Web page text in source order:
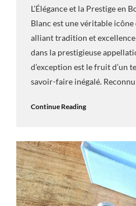
L’Élégance et la Prestige en
Blanc est une véritable icône
alliant tradition et excellence
dans la prestigieuse
d’exception est le fruit d’un
savoir-faire inégalé.
Continue Reading